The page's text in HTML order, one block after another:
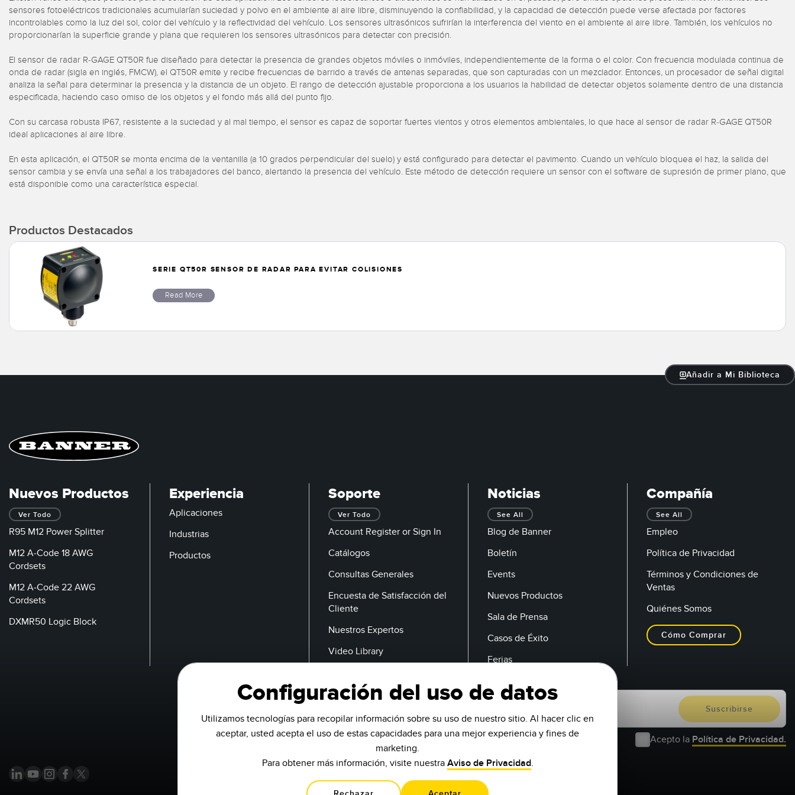
sensores fotoeléctricos tradicionales acumularían suciedad y polvo en el ambiente al aire libre, disminuyendo la confiabilidad, y la capacidad de detección puede verse afectada por factores
incontrolables como la luz del sol, color del vehículo y la reflectividad del vehículo. Los sensores ultrasónicos sufrirían la interferencia del viento en el ambiente al aire libre. También, los vehículos no
proporcionarían la superficie grande y plana que requieren los sensores ultrasónicos para detectar con precisión.
El sensor de radar R-GAGE QT50R fue diseñado para detectar la presencia de grandes objetos móviles o inmóviles, independientemente de la forma o el color. Con frecuencia modulada continua de
onda de radar (sigla en inglés, FMCW), el QT50R emite y recibe frecuencias de barrido a través de antenas separadas, que son capturadas con un mezclador. Entonces, un procesador de señal digital
analiza la señal para determinar la presencia y la distancia de un objeto. El rango de detección ajustable proporciona a los usuarios la habilidad de detectar objetos solamente dentro de una distancia
especificada, haciendo caso omiso de los objetos y el fondo más allá del punto fijo.
Con su carcasa robusta IP67, resistente a la suciedad y al mal tiempo, el sensor es capaz de soportar fuertes vientos y otros elementos ambientales, lo que hace al sensor de radar R-GAGE QT50R
ideal aplicaciones al aire libre.
En esta aplicación, el QT50R se monta encima de la ventanilla (a 10 grados perpendicular del suelo) y está configurado para detectar el pavimento. Cuando un vehículo bloquea el haz, la salida del
sensor cambia y se envía una señal a los trabajadores del banco, alertando la presencia del vehículo. Este método de detección requiere un sensor con el software de supresión de primer plano, que
está disponible como una característica especial.
Productos Destacados
SERIE QT50R SENSOR DE RADAR PARA EVITAR COLISIONES
Read More
Añadir a Mi Biblioteca
Nuevos Productos
Ver Todo
R95 M12 Power Splitter
M12 A-Code 18 AWG
Cordsets
M12 A-Code 22 AWG
Cordsets
DXMR50 Logic Block
Experiencia
Aplicaciones
Industrias
Productos
Soporte
Ver Todo
Account Register or Sign In
Catálogos
Consultas Generales
Encuesta de Satisfacción del
Cliente
Nuestros Expertos
Video Library
Noticias
See All
Blog de Banner
Boletín
Events
Nuevos Productos
Sala de Prensa
Casos de Éxito
Ferias
Compañía
See All
Empleo
Política de Privacidad
Términos y Condiciones de
Ventas
Quiénes Somos
Cómo Comprar
Correo Electrónico
Acepto la Política de Privacidad.
Configuración del uso de datos
Utilizamos tecnologías para recopilar información sobre su uso de nuestro sitio. Al hacer clic en
aceptar, usted acepta el uso de estas capacidades para una mejor experiencia y fines de
marketing.
Para obtener más información, visite nuestra Aviso de Privacidad.